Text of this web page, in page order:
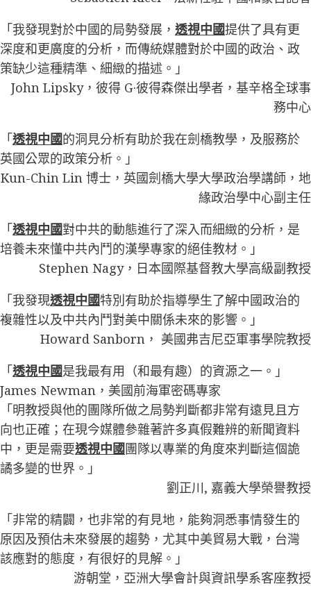
「我發現對於中國的局勢發展， 透視中國提供了具有更
深度和更廣度的分析，而傳統媒體對於中國的政治、政
策缺少這種精準、細緻的描述。」
John Lipsky，彼得 G·彼得森傑出學者，基辛格全球事
務中心
「透視中國的洞見分析有助於我在劍橋教學，及服務於
英國公眾的政策分析。」
Kun-Chin Lin 博士，英國劍橋大學大學政治學講師，地
緣政治學中心副主任
「透視中國對中共的動態進行了深入而細緻的分析，是
培養未來懂中共內鬥的漢學專家的絕佳教材。」
Stephen Nagy，日本國際基督教大學高級副教授
「我發現透視中國特別有助於指導學生了解中國政治的
複雜性以及中共內鬥對美中關係未來的影響。」
Howard Sanborn， 美國弗吉尼亞軍事學院教授
「透視中國是我最有用（和最有趣）的資源之一。」
James Newman，美國前海軍密碼專家
「明教授與他的團隊所做之局勢判斷都非常有遠見且方
向也正確；在現今媒體參雜著許多真假難辨的新聞資料
中，更是需要透視中國團隊以專業的角度來判斷這個詭
譎多變的世界。」
劉正川, 嘉義大學榮譽教授
「非常的精闢，也非常的有見地，能夠洞悉事情發生的
原因及預估未來發展的趨勢，尤其中美貿易大戰，台灣
該應對的態度，有很好的見解。」
游朝堂，亞洲大學會計與資訊學系客座教授